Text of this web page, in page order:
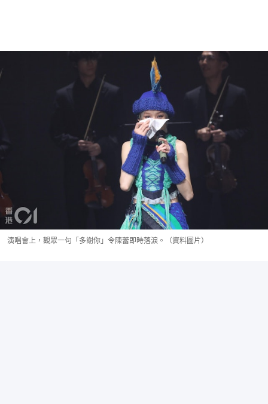
演唱會上，觀眾一句「多謝你」令陳蕾即時落淚。（資料圖片）